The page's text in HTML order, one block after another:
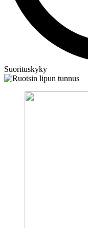
Suorituskyky